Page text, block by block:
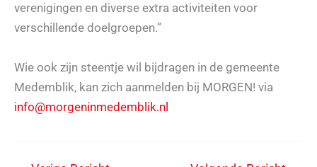
verenigingen en diverse extra activiteiten voor
verschillende doelgroepen.”
Wie ook zijn steentje wil bijdragen in de gemeente
Medemblik, kan zich aanmelden bij MORGEN! via
info@morgeninmedemblik.nl